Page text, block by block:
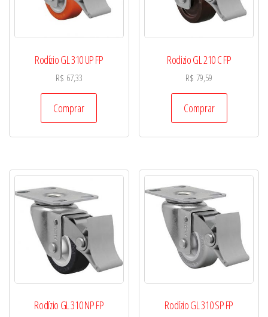
Rodízio GL 310 UP FP
R$ 67,33
Comprar
Rodizio GL 210 C FP
R$ 79,59
Comprar
Rodízio GL 310 NP FP Rodízio GL 310 SP FP